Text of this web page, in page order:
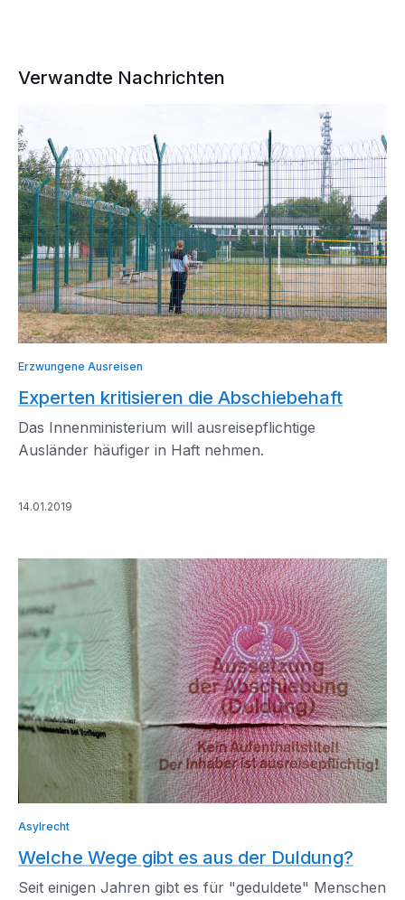
Verwandte Nachrichten
Erzwungene Ausreisen
Experten kritisieren die Abschiebehaft
Das Innenministerium will ausreisepflichtige
Ausländer häufiger in Haft nehmen.
14.01.2019
Asylrecht
Welche Wege gibt es aus der Duldung?
Seit einigen Jahren gibt es für "geduldete" Menschen